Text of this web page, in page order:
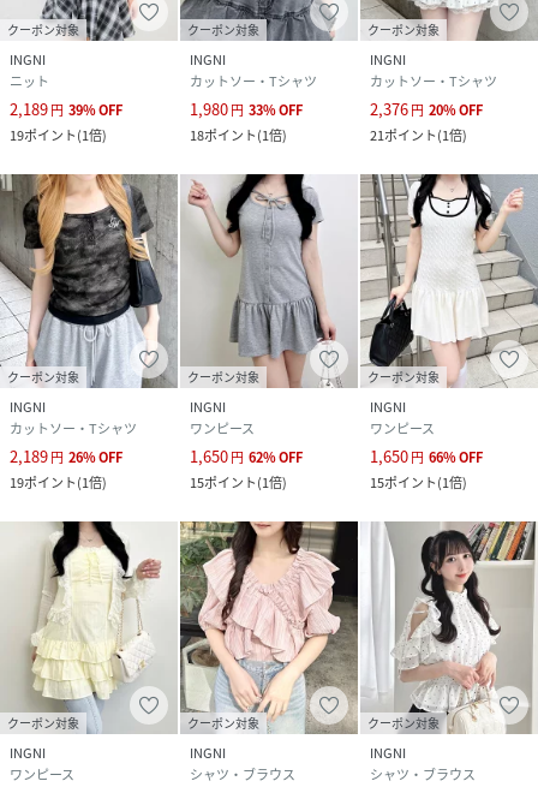
クーポン対象
INGNI
ニット
2,189円 39%OFF
19ポイント(1倍)
クーポン対象
INGNI
カットソー・Tシャツ
1,980円 33%OFF
18ポイント(1倍)
クーポン対象
INGNI
カットソー・Tシャツ
2,376円 20%OFF
21ポイント(1倍)
クーポン対象
INGNI
カットソー・Tシャツ
2,189円 26%OFF
19ポイント(1倍)
クーポン対象
INGNI
ワンピース
1,650円 62%OFF
15ポイント(1倍)
クーポン対象
INGNI
ワンピース
1,650円 66%OFF
15ポイント(1倍)
クーポン対象
INGNI
ワンピース
クーポン対象
INGNI
シャツ・ブラウス
クーポン対象
INGNI
シャツ・ブラウス